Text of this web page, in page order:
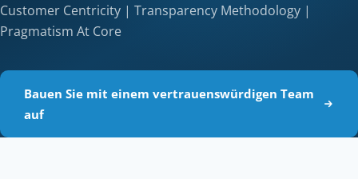
Customer Centricity | Transparency Methodology |
Pragmatism At Core
Bauen Sie mit einem vertrauenswürdigen Team
auf